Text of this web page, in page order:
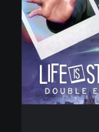
r
a
n
u